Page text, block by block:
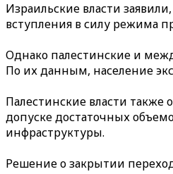
Израильские власти
вступления в силу режима
Однако палестинские и
По их данным, население
Палестинские власти
допуске достаточных
инфраструктуры.
Решение о закрытии